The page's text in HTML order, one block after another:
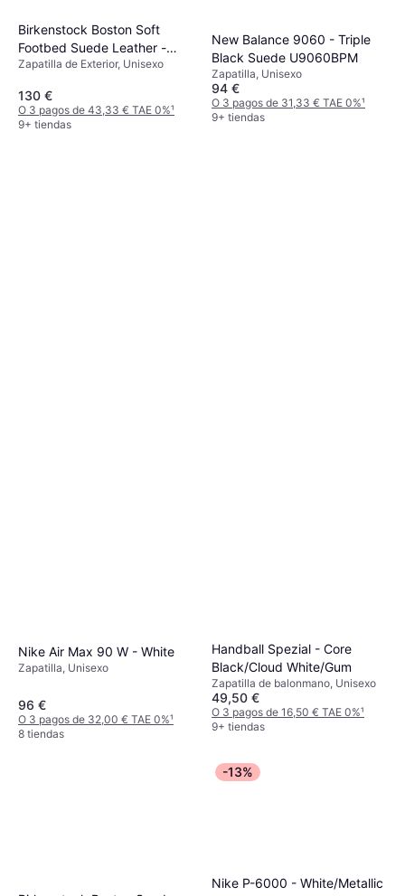
Birkenstock Boston Soft
Footbed Suede Leather -
Taupe
Zapatilla de Exterior, Unisexo
130 €
O 3 pagos de 43,33 € TAE 0%¹
9+ tiendas
New Balance 9060 - Triple
Black Suede U9060BPM
Zapatilla, Unisexo
94 €
O 3 pagos de 31,33 € TAE 0%¹
9+ tiendas
Nike Air Max 90 W - White
Zapatilla, Unisexo
96 €
O 3 pagos de 32,00 € TAE 0%¹
8 tiendas
Handball Spezial - Core
Black/Cloud White/Gum
Zapatilla de balonmano, Unisexo
49,50 €
O 3 pagos de 16,50 € TAE 0%¹
9+ tiendas
-13%
Nike P-6000 - White/Metallic